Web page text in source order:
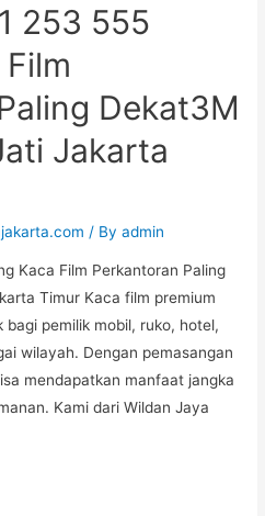
253 555
Dekat3M
Jakarta
/ Byadmin
Kaca Film Perkantoran Paling
Timur Kaca film premium
pemilik mobil, ruko, hotel,
wilayah. Dengan pemasangan
mendapatkan manfaat jangka
Kami dari Wildan Jaya